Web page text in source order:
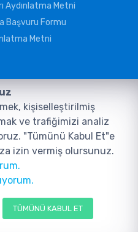
Aydınlatma Metni
Başvuru Formu
Metni
GÜVENLİK VE BİLİŞİM
Design and Software:
ve Teknoloji
kişiselleştirilmiş
ve trafiğimizi analiz
"Tümünü Kabul Et"e
izin vermiş olursunuz.
TÜMÜNÜ KABUL ET